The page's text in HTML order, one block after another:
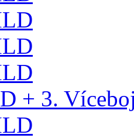
+ 3.